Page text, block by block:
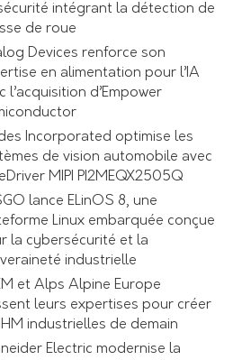
intégrant la détection de
de roue
Devices renforce son
en alimentation pour l’IA
l’acquisition d’Empower
Incorporated optimise les
de vision automobile avec
MIPI PI2MEQX2505Q
lance ELinOS 8, une
Linux embarquée conçue
la cybersécurité et la
industrielle
et Alps Alpine Europe
leurs expertises pour créer
industrielles de demain
Electric modernise la